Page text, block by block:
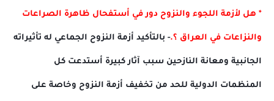
* هل لأزمة اللجوء والنزوح دور في أستفحال ظاهرة الصراعات
والنزاعات في العراق ؟.- بالتأكيد أزمة النزوح الجماعي له تأثيراته
الجانبية ومعانة النازحين سبب آثار كبيرة أستدعت كل
المنظمات الدولية للحد من تخفيف أزمة النزوح وخاصة على